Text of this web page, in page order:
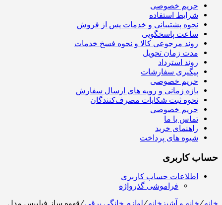
حریم خصوصی
شرایط استفاده
نحوه پشتیبانی و خدمات پس از فروش
ساعت پاسخگویی
روند مرجوعی کالا و نحوه فسخ خدمات
مدت زمان تحویل
روند استرداد
پیگیری سفارشات
حریم خصوصی
بازه زمانی و رویه های ارسال سفارش
نحوه ثبت شکایات مصرف‌کنندگان
حریم خصوصی
تماس با ما
راهنمای خرید
شیوه های پرداخت
حساب کاربری
اطلاعات حساب کاربری
فراموشی گذرواژه